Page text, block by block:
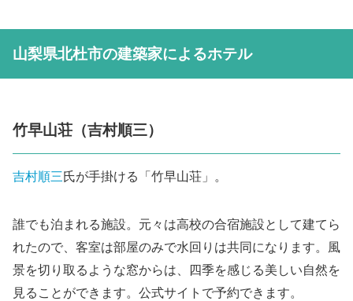
山梨県北杜市の建築家によるホテル
竹早山荘（吉村順三）
吉村順三氏が手掛ける「竹早山荘」。
誰でも泊まれる施設。元々は高校の合宿施設として建てら
れたので、客室は部屋のみで水回りは共同になります。風
景を切り取るような窓からは、四季を感じる美しい自然を
見ることができます。公式サイトで予約できます。